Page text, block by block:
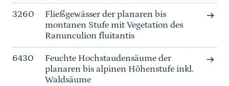
3260
Fließgewässer der planaren bis
montanen Stufe mit Vegetation des
Ranunculion fluitantis
6430
Feuchte Hochstaudensäume der
planaren bis alpinen Höhenstufe inkl.
Waldsäume